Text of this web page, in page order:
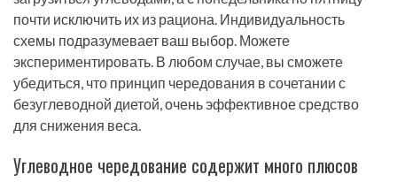
почти исключить их из рациона. Индивидуальность
схемы подразумевает ваш выбор. Можете
экспериментировать. В любом случае, вы сможете
убедиться, что принцип чередования в сочетании с
безуглеводной диетой, очень эффективное средство
для снижения веса.
Углеводное чередование содержит много плюсов